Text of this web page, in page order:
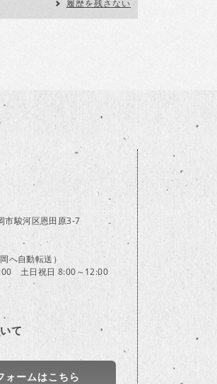
履歴を残さない
駿河区恩田原3-7
へ自動転送）
土日祝日 8:00～12:00
て
ォームはこちら